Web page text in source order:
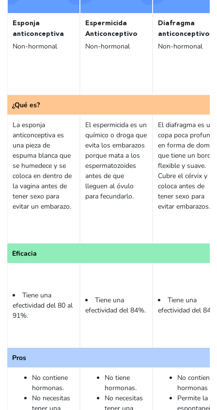
Esponja
anticonceptiva
Non-hormonal
¿Qué es?
La esponja
anticonceptiva es
una pieza de
espuma blanca que
se humedece y se
coloca en dentro de
la vagina antes de
tener sexo para
evitar un embarazo.
Eficacia
Tiene una
efectividad del 80 al
91%.
Pros
No contiene
hormonas.
No necesitas
Espermicida
Anticonceptivo
Non-hormonal
El espermicida es un
químico o droga que
evita los embarazos
porque mata a los
espermatozoides
antes de que
lleguen al óvulo
para fecundarlo.
Tiene una
efectividad del 84%.
No tiene
hormonas.
No necesitas
Diafragma
anticonceptivo
Non-hormonal
El diafragma es una
copa poca profunda
en forma de domo
que tiene un borde
flexible y suave.
Cubre el cérvix y se
coloca antes de
tener sexo para
evitar embarazos.
Tiene una
efectividad del
No contiene
hormonas
Permite la